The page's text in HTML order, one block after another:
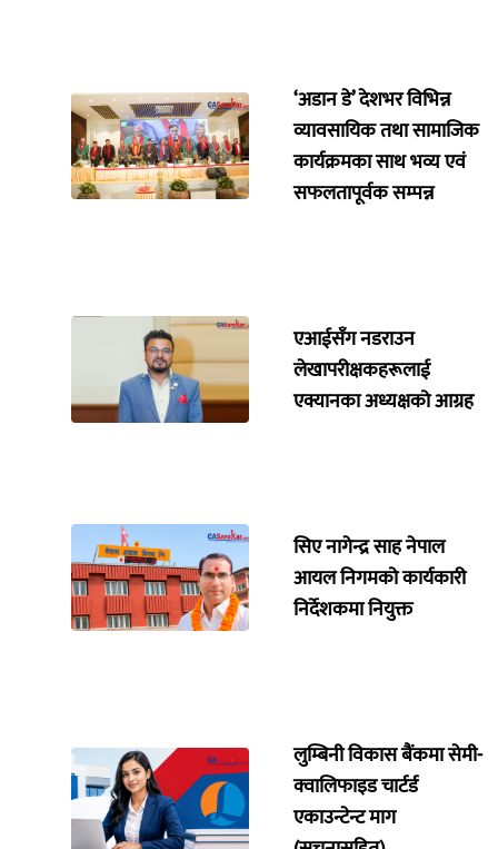
‘अडान डे’ देशभर विभिन्न
व्यावसायिक तथा सामाजिक
कार्यक्रमका साथ भव्य एवं
सफलतापूर्वक सम्पन्न
एआईसँग नडराउन
लेखापरीक्षकहरूलाई
एक्यानका अध्यक्षको आग्रह
सिए नागेन्द्र साह नेपाल
आयल निगमको कार्यकारी
निर्देशकमा नियुक्त
लुम्बिनी विकास बैंकमा सेमी-
क्वालिफाइड चार्टर्ड
एकाउन्टेन्ट माग